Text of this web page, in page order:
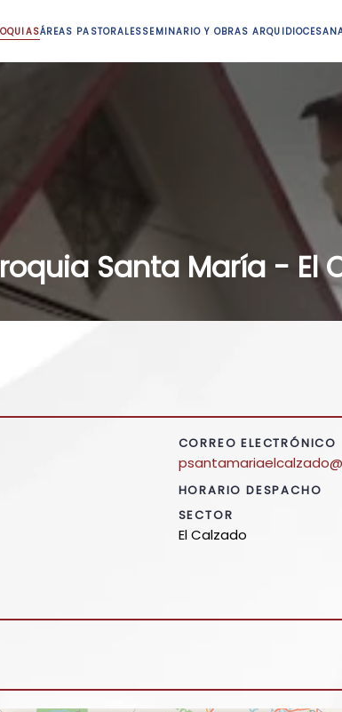
ÁREAS PASTORALESSEMINARIO Y OBRAS
Santa María - El
CORREO ELECTRÓNICO
HORARIO DESPACHO
SECTOR
El Calzado